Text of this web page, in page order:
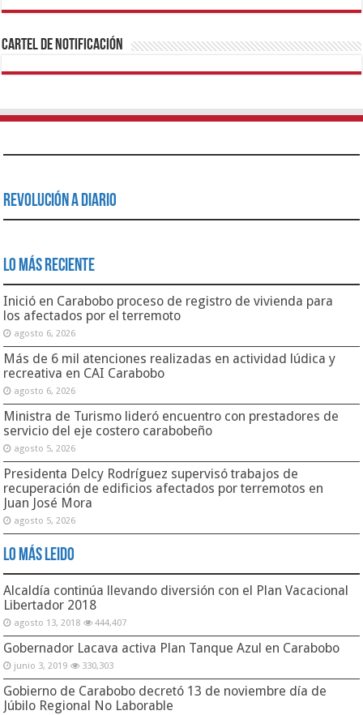
1xbetBetturkeyBetistKralbetSupertotobetTipobetMatadorbetMariobet
https://mvbcasino.com/
Cartel de Notificación
Revolución a Diario
Lo Más Reciente
Inició en Carabobo proceso de registro de vivienda para
los afectados por el terremoto
agosto 6, 2026
Más de 6 mil atenciones realizadas en actividad lúdica y
recreativa en CAI Carabobo
agosto 6, 2026
Ministra de Turismo lideró encuentro con prestadores de
servicio del eje costero carabobeño
agosto 5, 2026
Presidenta Delcy Rodríguez supervisó trabajos de
recuperación de edificios afectados por terremotos en
Juan José Mora
agosto 5, 2026
Lo Más Leido
Alcaldía continúa llevando diversión con el Plan Vacacional
Libertador 2018
agosto 13, 2018 444,407
Gobernador Lacava activa Plan Tanque Azul en Carabobo
junio 3, 2019 330,303
Gobierno de Carabobo decretó 13 de noviembre día de
Júbilo Regional No Laborable